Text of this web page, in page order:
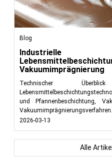
Blog
Industrielle
Vakuumimprägnierung
Technischer
und Pfannenbeschichtung,
Vakuumimprägnierungsverfahren.
2026-03-13
Alle